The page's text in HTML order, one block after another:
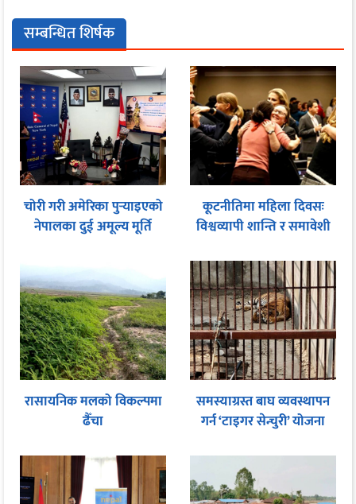
सम्बन्धित शिर्षक
चोरी गरी अमेरिका पुर्‍याइएको
नेपालका दुई अमूल्य मूर्ति
कूटनीतिमा महिला दिवसः
विश्वव्यापी शान्ति र समावेशी
सहभागितामा जोड
रासायनिक मलको विकल्पमा
ढैँचा
समस्याग्रस्त बाघ व्यवस्थापन
गर्न ‘टाइगर सेन्चुरी’ योजना